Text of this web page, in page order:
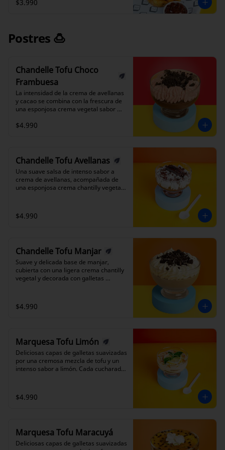
$3.990
Postres 🍮
Chandelle Tofu Choco
Frambuesa
La intensidad de la crema de avellanas
y cacao se combina con la frescura de
una esponjosa crema vegetal sabor
trituradas para un toque crocante, es
$4.990
Chandelle Tofu Avellanas
Una suave salsa de intenso sabor a
crema de avellanas, acompañada de
una esponjosa crema chantilly vegetal.
sabor delicado y envolvente en cada
bocado.
$4.990
Chandelle Tofu Manjar
Suave y delicada base de manjar,
cubierta con una ligera crema chantilly
vegetal y decorada con galletas
dulzura se acompañan.
$4.990
Marquesa Tofu Limón
Deliciosas capas de galletas suavizadas
por una cremosa mezcla de tofu y un
intenso sabor a limón. Cada cucharada
cítrica y la suavidad de la crema.
$4.990
Marquesa Tofu Maracuyá
Deliciosas capas de galletas suavizadas